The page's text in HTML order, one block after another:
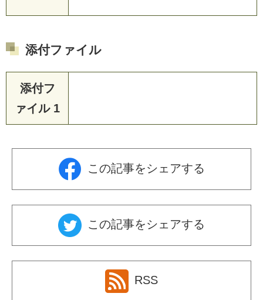
添付ファイル
添付フ
ァイル 1
この記事をシェアする
この記事をシェアする
RSS